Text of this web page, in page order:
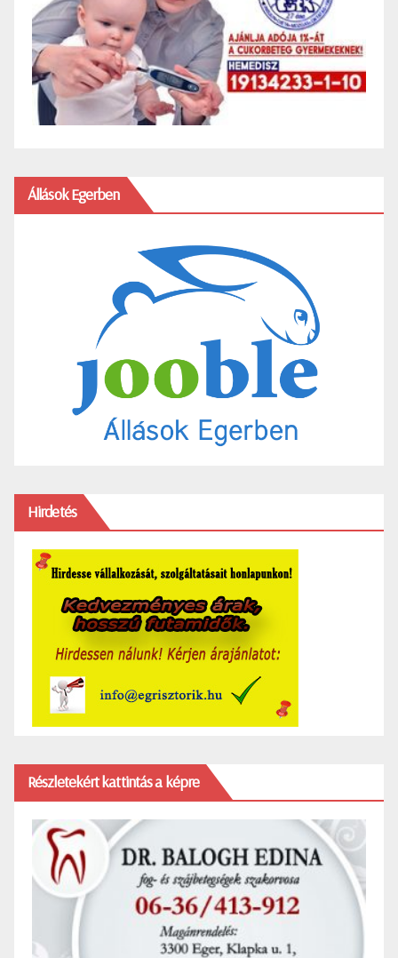
Állások Egerben
Hirdetés
Részletekért kattintás a képre